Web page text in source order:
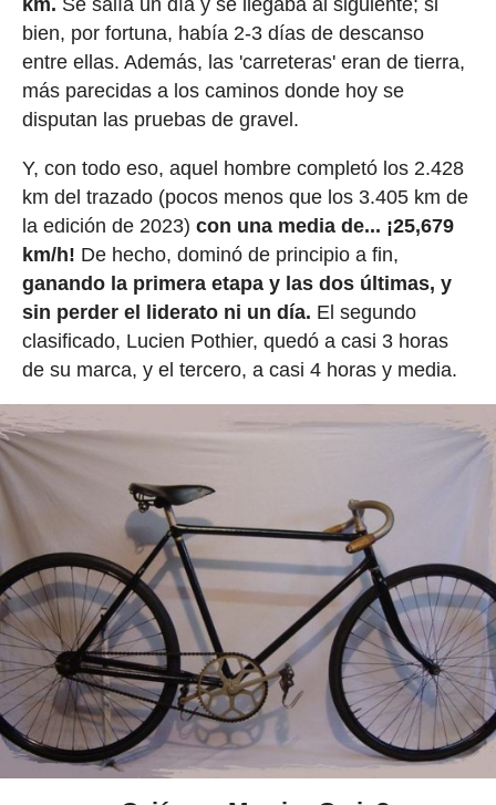
km. Se salía un día y se llegaba al siguiente; si
bien, por fortuna, había 2-3 días de descanso
entre ellas. Además, las 'carreteras' eran de tierra,
más parecidas a los caminos donde hoy se
disputan las pruebas de gravel.
Y, con todo eso, aquel hombre completó los 2.428
km del trazado (pocos menos que los 3.405 km de
la edición de 2023) con una media de... ¡25,679
km/h! De hecho, dominó de principio a fin,
ganando la primera etapa y las dos últimas, y
sin perder el liderato ni un día. El segundo
clasificado, Lucien Pothier, quedó a casi 3 horas
de su marca, y el tercero, a casi 4 horas y media.